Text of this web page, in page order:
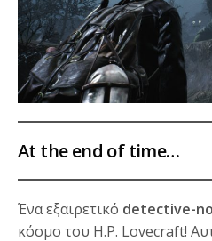
At the end of time…
Ένα εξαιρετικό detective-
κόσμο του H.P. Lovecraft!